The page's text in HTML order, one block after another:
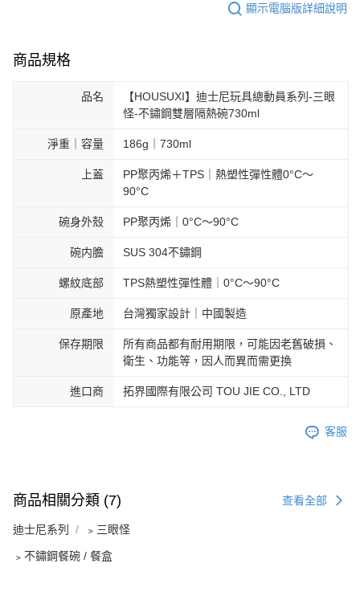
顯示電腦版詳細說明
商品規格
品名
【HOUSUXI】迪士尼玩具總動員系列-三眼
怪-不鏽鋼雙層隔熱碗730ml
淨重｜容量 186g｜730ml
上蓋
PP聚丙烯＋TPS｜熱塑性彈性體0°C～
90°C
碗身外殼 PP聚丙烯｜0°C～90°C
碗内膽 SUS 304不鏽鋼
螺紋底部 TPS熱塑性彈性體｜0°C～90°C
原產地 台灣獨家設計｜中國製造
保存期限
所有商品都有耐用期限，可能因老舊破損、
衛生、功能等，因人而異而需更換
進口商 拓界國際有限公司 TOU JIE CO., LTD
客服
商品相關分類 (7) 查看全部
迪士尼系列 ﹥三眼怪
﹥不鏽鋼餐碗 / 餐盒